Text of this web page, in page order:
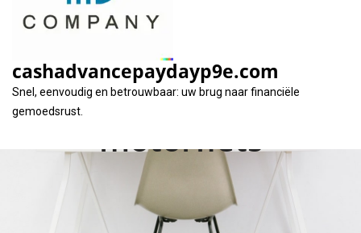
cashadvancepaydayp9e.com
Snel, eenvoudig en betrouwbaar: uw brug naar financiële
gemoedsrust.
Financier uw
droommotor met een
lening voor een
motorfiets